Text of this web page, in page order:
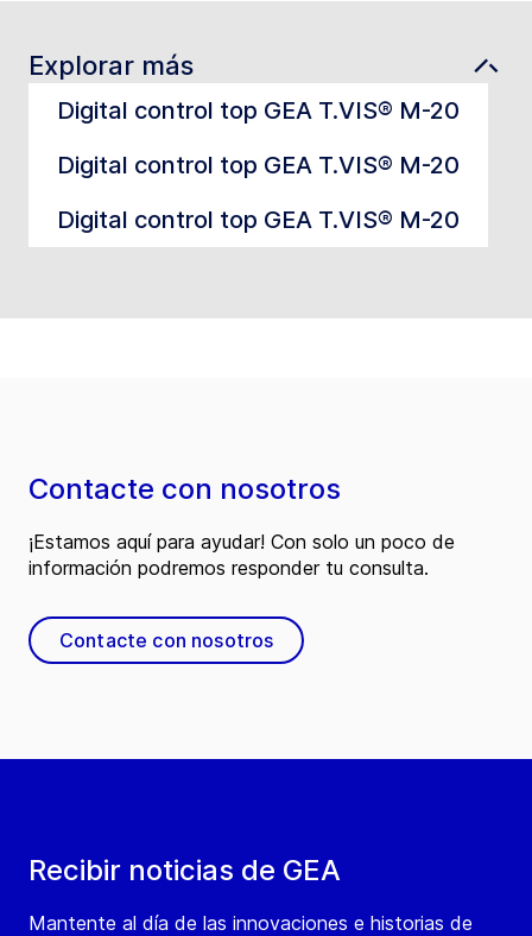
Explorar más
Digital control top GEA T.VIS® M-20
Digital control top GEA T.VIS® M-20
Digital control top GEA T.VIS® M-20
Recibir noticias de GEA
Mantente al día de las innovaciones e historias de
Contacte con nosotros
¡Estamos aquí para ayudar! Con solo un poco de
información podremos responder tu consulta.
Contacte con nosotros